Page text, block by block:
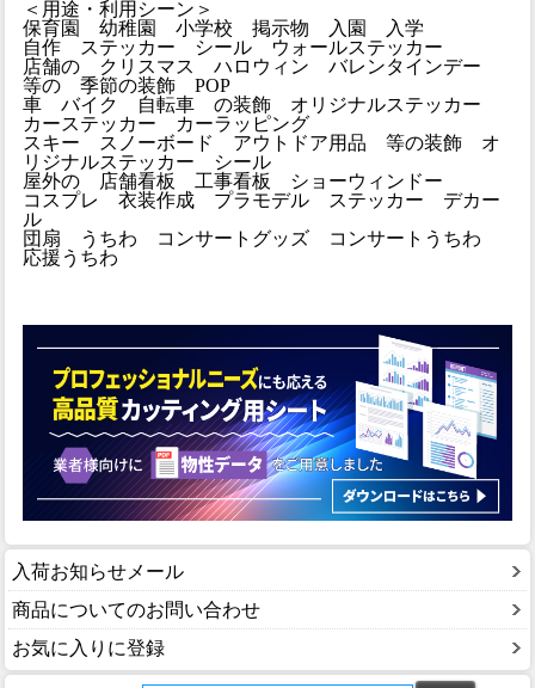
＜用途・利用シーン＞
保育園 幼稚園 小学校 掲示物 入園 入学
自作 ステッカー シール ウォールステッカー
店舗の クリスマス ハロウィン バレンタインデー
等の 季節の装飾 POP
車 バイク 自転車 の装飾 オリジナルステッカー
カーステッカー カーラッピング
スキー スノーボード アウトドア用品 等の装飾 オ
リジナルステッカー シール
屋外の 店舗看板 工事看板 ショーウィンドー
コスプレ 衣装作成 プラモデル ステッカー デカー
ル
団扇 うちわ コンサートグッズ コンサートうちわ
応援うちわ
入荷お知らせメール
商品についてのお問い合わせ
お気に入りに登録